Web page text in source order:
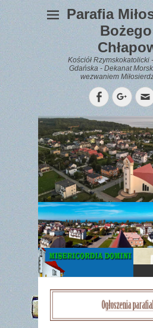
Parafia
Kościół Rzymskokatolicki
Gdańska - Dekanat
wezwaniem
Facebook
Gazetka
Parafialna